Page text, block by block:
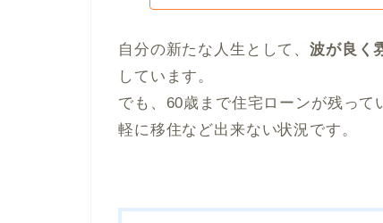
自分の新たな人生として、波が良く
しています。
でも、60歳まで住宅ローンが残っ
軽に移住など出来ない状況です。